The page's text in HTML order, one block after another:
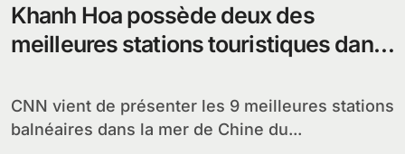
Khanh Hoa possède deux des
meilleures stations touristiques dans
CNN vient de présenter les 9 meilleures stations
balnéaires dans la mer de Chine du...